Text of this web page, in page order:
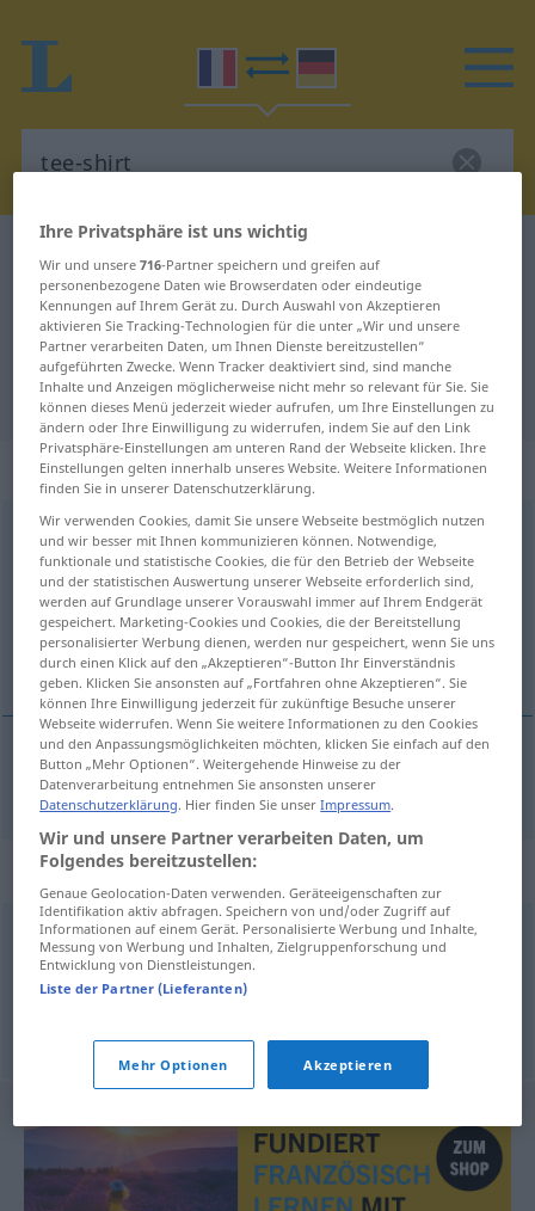
Französisch-Deutsch Übersetzung
für "tee-shirt"
"tee-shirt" Deutsch Übersetzung
„tee-shirt“: masculin
tee-shirt [tiʃœʀt]m <tee-shirts>
Übersicht aller Übersetzungen
(Für mehr Details die Übersetzung anklicken/antippen)
T-Shirt
T-Shirtn tee-shirt
Synonyme für "tee-shirt"
maillot,débardeur, deux-pièces,monokini,tricot
chandail
© myThes Dicollecte
Ihre Privatsphäre ist uns wichtig
Wir und unsere716-Partner speichern und greifen auf
personenbezogene Daten wie Browserdaten oder eindeutige
Kennungen auf Ihrem Gerät zu. Durch Auswahl von Akzeptieren
aktivieren Sie Tracking-Technologien für die unter „Wir und unsere
Partner verarbeiten Daten, um Ihnen Dienste bereitzustellen“
aufgeführten Zwecke. Wenn Tracker deaktiviert sind, sind manche
Inhalte und Anzeigen möglicherweise nicht mehr so relevant für Sie. Sie
können dieses Menü jederzeit wieder aufrufen, um Ihre Einstellungen zu
ändern oder Ihre Einwilligung zu widerrufen, indem Sie auf den Link
Privatsphäre-Einstellungen am unteren Rand der Webseite klicken. Ihre
Einstellungen gelten innerhalb unseres Website. Weitere Informationen
finden Sie in unserer Datenschutzerklärung.
Wir verwenden Cookies, damit Sie unsere Webseite bestmöglich nutzen
und wir besser mit Ihnen kommunizieren können. Notwendige,
funktionale und statistische Cookies, die für den Betrieb der Webseite
und der statistischen Auswertung unserer Webseite erforderlich sind,
werden auf Grundlage unserer Vorauswahl immer auf Ihrem Endgerät
gespeichert. Marketing-Cookies und Cookies, die der Bereitstellung
personalisierter Werbung dienen, werden nur gespeichert, wenn Sie uns
durch einen Klick auf den „Akzeptieren“-Button Ihr Einverständnis
geben. Klicken Sie ansonsten auf „Fortfahren ohne Akzeptieren“. Sie
können Ihre Einwilligung jederzeit für zukünftige Besuche unserer
Webseite widerrufen. Wenn Sie weitere Informationen zu den Cookies
und den Anpassungsmöglichkeiten möchten, klicken Sie einfach auf den
Button „Mehr Optionen“. Weitergehende Hinweise zu der
Datenverarbeitung entnehmen Sie ansonsten unserer
Datenschutzerklärung. Hier finden Sie unserImpressum.
Wir und unsere Partner verarbeiten Daten, um
Folgendes bereitzustellen:
Genaue Geolocation-Daten verwenden. Geräteeigenschaften zur
Identifikation aktiv abfragen. Speichern von und/oder Zugriff auf
Informationen auf einem Gerät. Personalisierte Werbung und Inhalte,
Messung von Werbung und Inhalten, Zielgruppenforschung und
Entwicklung von Dienstleistungen.
Liste der Partner (Lieferanten)
Mehr Optionen Akzeptieren